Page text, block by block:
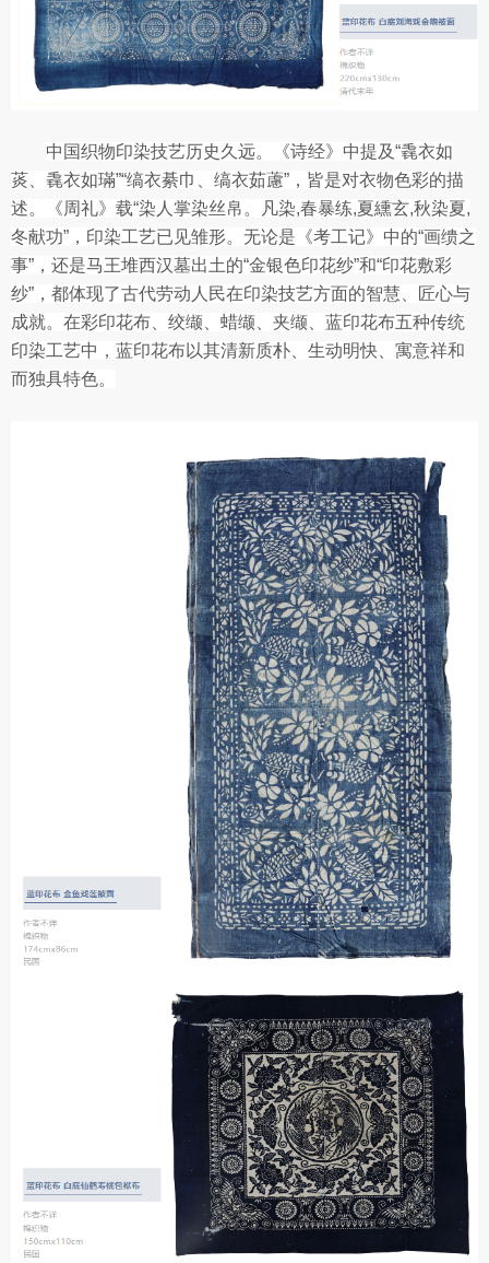
中国织物印染技艺历史久远。《诗经》中提及“毳衣如
菼、毳衣如璊”“缟衣綦巾、缟衣茹藘”，皆是对衣物色彩的描
述。《周礼》载“染人掌染丝帛。凡染,春暴练,夏纁玄,秋染夏,
冬献功”，印染工艺已见雏形。无论是《考工记》中的“画缋之
事”，还是马王堆西汉墓出土的“金银色印花纱”和“印花敷彩
纱”，都体现了古代劳动人民在印染技艺方面的智慧、匠心与
成就。在彩印花布、绞缬、蜡缬、夹缬、蓝印花布五种传统
印染工艺中，蓝印花布以其清新质朴、生动明快、寓意祥和
而独具特色。